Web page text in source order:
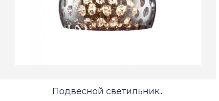
Подвесной светильник...